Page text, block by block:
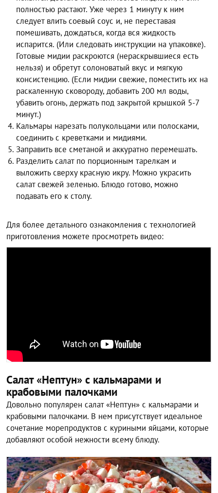
полностью растают. Уже через 1 минуту к ним
следует влить соевый соус и, не переставая
помешивать, дождаться, когда вся жидкость
испарится. (Или следовать инструкции на упаковке).
Готовые мидии раскроются (нераскрывшиеся есть
нельзя) и обретут солоноватый вкус и мягкую
консистенцию. (Если мидии свежие, поместить их на
раскаленную сковороду, добавить 200 мл воды,
убавить огонь, держать под закрытой крышкой 5-7
минут.)
Кальмары нарезать полукольцами или полосками,
соединить с креветками и мидиями.
Заправить все сметаной и аккуратно перемешать.
Разделить салат по порционным тарелкам и
выложить сверху красную икру. Можно украсить
салат свежей зеленью. Блюдо готово, можно
подавать его к столу.
Для более детального ознакомления с технологией
приготовления можете просмотреть видео:
Салат «Нептун» с кальмарами и
крабовыми палочками
Довольно популярен салат «Нептун» с кальмарами и
крабовыми палочками. В нем присутствует идеальное
сочетание морепродуктов с куриными яйцами, которые
добавляют особой нежности всему блюду.